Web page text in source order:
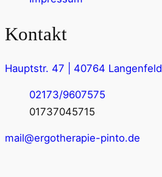
Kontakt
Hauptstr. 47 | 40764 Langenfeld
02173/9607575
01737045715
mail@ergotherapie-pinto.de